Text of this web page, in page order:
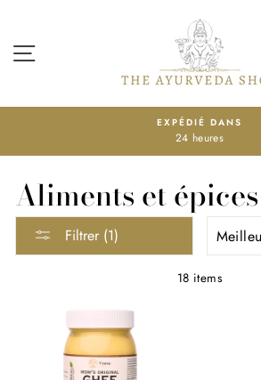
contenu
Diaporama
Pause
EXPÉDIÉ DANS
24 heures
Aliments et
Filtrer (1)
18 items